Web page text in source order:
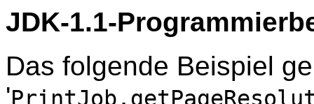
JDK-1.1-
Das folgende Beispiel
'